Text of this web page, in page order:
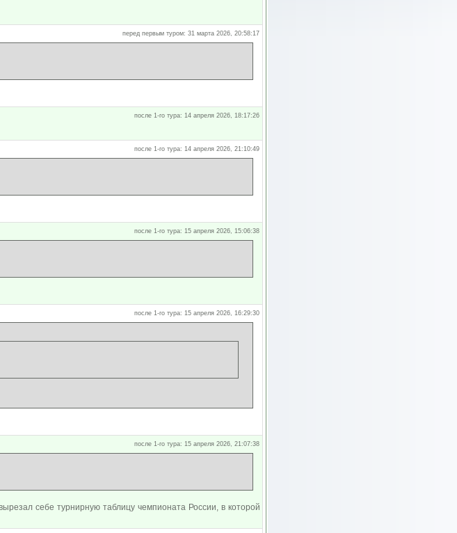
перед первым туром: 31 марта 2026, 20:58:17
после 1-го тура: 14 апреля 2026, 18:17:26
после 1-го тура: 14 апреля 2026, 21:10:49
после 1-го тура: 15 апреля 2026, 15:06:38
после 1-го тура: 15 апреля 2026, 16:29:30
после 1-го тура: 15 апреля 2026, 21:07:38
себе турнирную таблицу чемпионата России, в которой